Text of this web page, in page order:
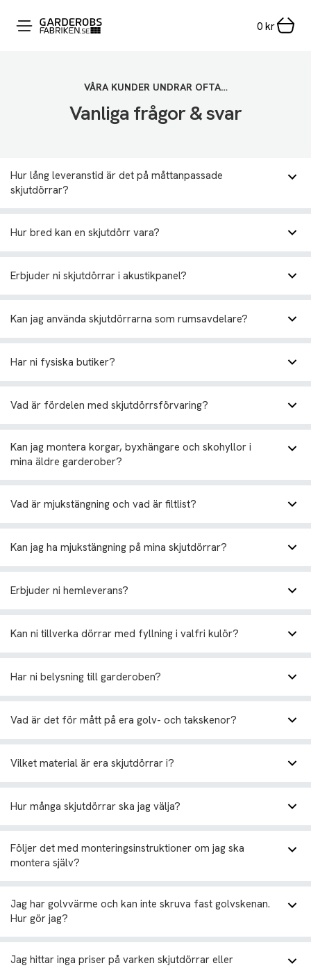
0 kr
VÅRA KUNDER UNDRAR OFTA…
Vanliga frågor & svar
Hur lång leveranstid är det på måttanpassade
skjutdörrar?
Hur bred kan en skjutdörr vara?
Erbjuder ni skjutdörrar i akustikpanel?
med-akustikpanel/
Kan jag använda skjutdörrarna som rumsavdelare?
Har ni fysiska butiker?
Vad är fördelen med skjutdörrsförvaring?
Kan jag montera korgar, byxhängare och skohyllor i
mina äldre garderober?
Vad är mjukstängning och vad är filtlist?
Kan jag ha mjukstängning på mina skjutdörrar?
Erbjuder ni hemleverans?
Kan ni tillverka dörrar med fyllning i valfri kulör?
Har ni belysning till garderoben?
rörelsesensorer
trådlös dosa
uppladdningsbar belysning med rörelsesensor
Vad är det för mått på era golv- och takskenor?
Vilket material är era skjutdörrar i?
Hur många skjutdörrar ska jag välja?
Följer det med monteringsinstruktioner om jag ska
montera själv?
Jag har golvvärme och kan inte skruva fast golvskenan.
Hur gör jag?
Jag hittar inga priser på varken skjutdörrar eller